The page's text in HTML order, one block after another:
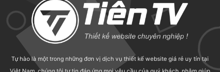
Tự hào là một trong những đơn vị dịch vụ thiết kế website giá rẻ uy tín tại